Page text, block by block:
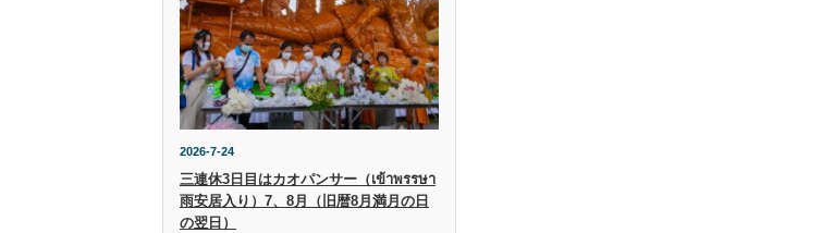
2026-7-24
三連休3日目はカオパンサー（เข้าพรรษา
雨安居入り）7、8月（旧暦8月満月の日
の翌日）